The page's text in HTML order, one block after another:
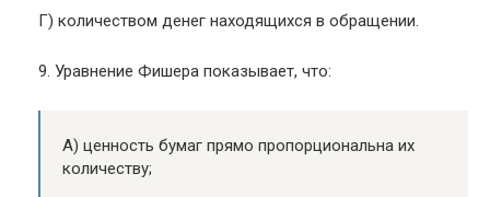
Г) количеством денег находящихся в обращении.
9. Уравнение Фишера показывает, что:
А) ценность бумаг прямо пропорциональна их
количеству;